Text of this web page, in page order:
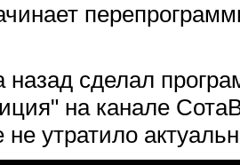
назад сделал
на канале
не утратило